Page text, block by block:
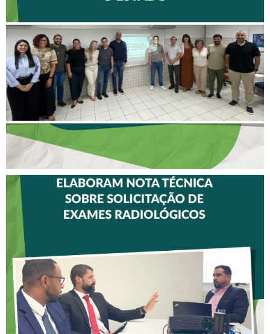
DELEGADOS REFORÇA
AÇÕES PARA TODO O
ESTADO
INICIAM ELABORAÇÃO DE
NOTA TÉCNICA SOBRE
SOLICITAÇÃO DE EXAMES
RADIOLÓGICOS